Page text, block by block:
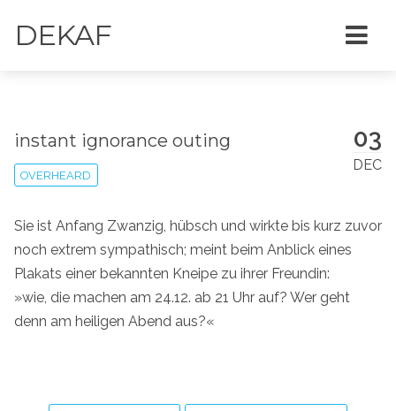
DEKAF
03
DEC
instant ignorance outing
OVERHEARD
Sie ist Anfang Zwanzig, hübsch und wirkte bis kurz zuvor
noch extrem sympathisch; meint beim Anblick eines
Plakats einer bekannten Kneipe zu ihrer Freundin:
»wie, die machen am 24.12. ab 21 Uhr auf? Wer geht
denn am heiligen Abend aus?«